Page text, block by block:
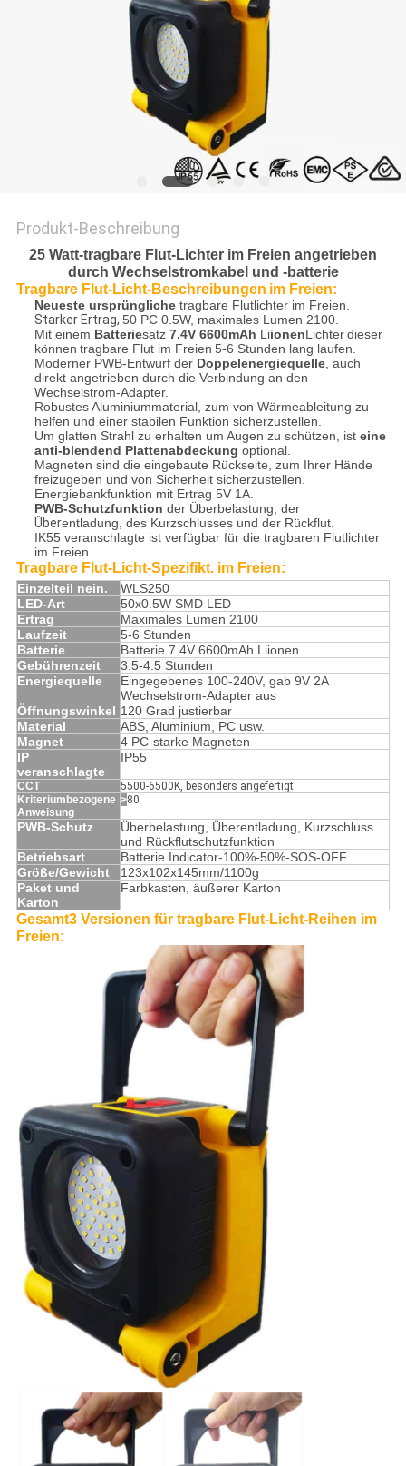
Produkt-Beschreibung
25 Watt-tragbare Flut-Lichter im Freien angetrieben
durch Wechselstromkabel und -batterie
Tragbare Flut-Licht-Beschreibungen im Freien:
Neueste ursprünglichetragbare Flutlichter im Freien.
Starker Ertrag, 50 PC 0.5W, maximales Lumen 2100.
Mit einem Batteriesatz 7.4V 6600mAh LiionenLichterdieser
können tragbare Flut im Freien 5-6 Stunden lang laufen.
Moderner PWB-Entwurf der Doppelenergiequelle, auch
direkt angetrieben durch die Verbindung an den
Wechselstrom-Adapter.
Robustes Aluminiummaterial, zum von Wärmeableitung zu
helfen und einer stabilen Funktion sicherzustellen.
Um glatten Strahl zu erhalten um Augen zu schützen, ist eine
anti-blendend Plattenabdeckung optional.
Magneten sind die eingebaute Rückseite, zum Ihrer Hände
freizugeben und von Sicherheit sicherzustellen.
Energiebankfunktion mit Ertrag 5V 1A.
PWB-Schutzfunktion der Überbelastung, der
Überentladung, des Kurzschlusses und der Rückflut.
IK55 veranschlagte ist verfügbar für die tragbaren Flutlichter
im Freien.
Tragbare Flut-Licht-Spezifikt. im Freien:
Einzelteil nein.
WLS250
LED-Art
50x0.5W SMD LED
Ertrag
Maximales Lumen 2100
Laufzeit
5-6 Stunden
Batterie
Batterie 7.4V 6600mAh Liionen
Gebührenzeit
3.5-4.5 Stunden
Energiequelle
Eingegebenes 100-240V, gab 9V 2A
Wechselstrom-Adapter aus
Öffnungswinkel 120 Grad justierbar
Material
ABS, Aluminium, PC usw.
Magnet
4 PC-starke Magneten
IP
veranschlagte
IP55
CCT
5500-6500K, besonders angefertigt
Kriteriumbezogene
Anweisung
>80
PWB-Schutz
Überbelastung, Überentladung, Kurzschluss
und Rückflutschutzfunktion
Betriebsart
Batterie Indicator-100%-50%-SOS-OFF
Größe/Gewicht
123x102x145mm/1100g
Paket und
Karton
Farbkasten, äußerer Karton
Gesamt3 Versionen für tragbare Flut-Licht-Reihen im
Freien: